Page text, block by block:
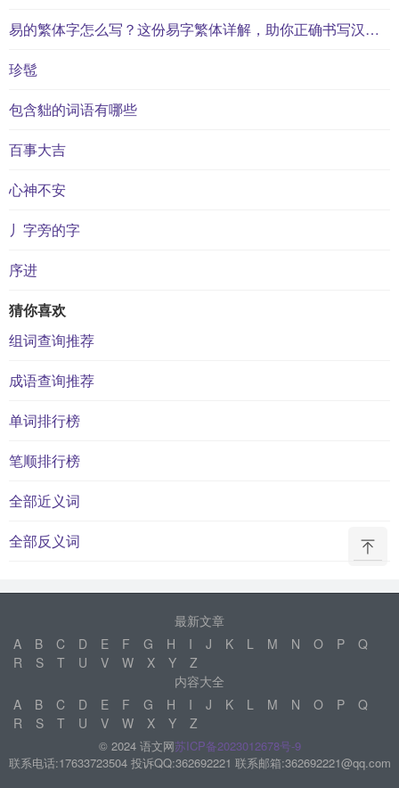
易的繁体字怎么写？这份易字繁体详解，助你正确书写汉字_汉字繁体学习
珍髢
包含貀的词语有哪些
百事大吉
心神不安
丿字旁的字
序进
猜你喜欢
组词查询推荐
成语查询推荐
单词排行榜
笔顺排行榜
全部近义词
全部反义词
最新文章
A
B C D E F G H I J K L M N O P
Q
R
S T U V W X Y
Z
内容大全
A
B C D E F G H I J K L M N O P
Q
R
S T U V W X Y Z
© 2024 语文网苏ICP备2023012678号-9
联系电话:17633723504 投诉QQ:362692221 联系邮箱:362692221@qq.com